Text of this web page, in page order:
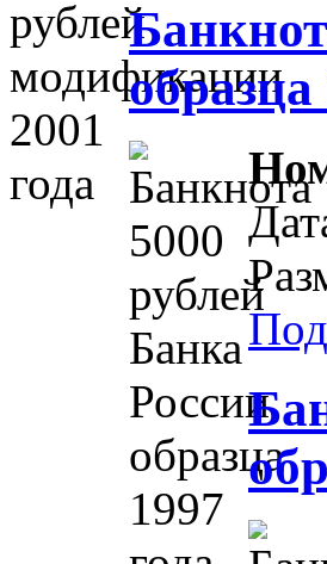
образца